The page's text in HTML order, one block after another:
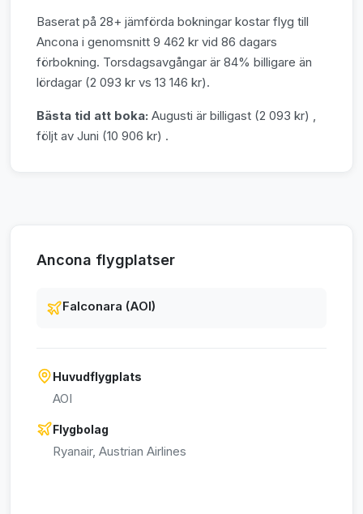
Baserat på 28+ jämförda bokningar kostar flyg till
Ancona i genomsnitt 9 462 kr vid 86 dagars
förbokning. Torsdagsavgångar är 84% billigare än
lördagar (2 093 kr vs 13 146 kr).
Bästa tid att boka: Augusti är billigast (2 093 kr) ,
följt av Juni (10 906 kr) .
Ancona flygplatser
Falconara (AOI)
Huvudflygplats
AOI
Flygbolag
Ryanair, Austrian Airlines